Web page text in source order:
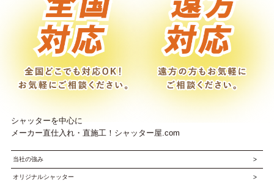
シャッターを中心に
メーカー直仕入れ・直施工！シャッター屋.com
当社の強み
オリジナルシャッター